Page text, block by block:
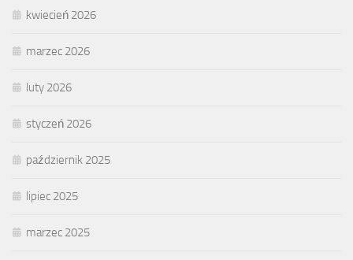
kwiecień 2026
marzec 2026
luty 2026
styczeń 2026
październik 2025
lipiec 2025
marzec 2025